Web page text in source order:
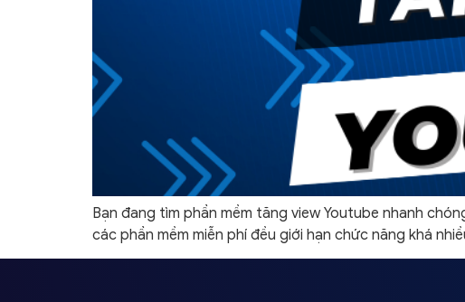
Bạn đang tìm phần mềm tăng view Youtube nhanh
các phần mềm miễn phí đều giới hạn chức năng khá